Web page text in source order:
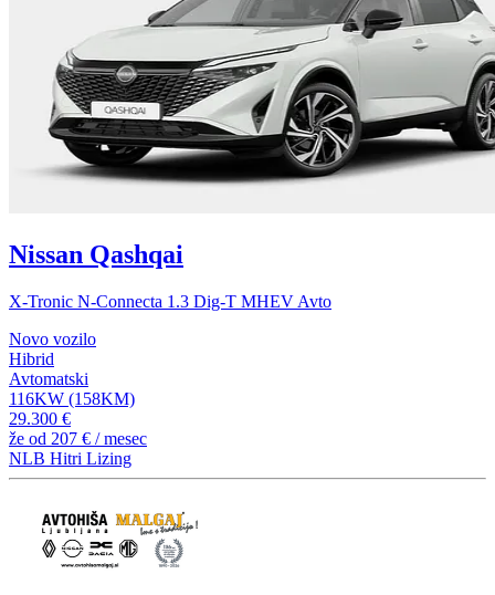
Nissan Qashqai
X-Tronic N-Connecta 1.3 Dig-T MHEV Avto
Novo vozilo
Hibrid
Avtomatski
116KW (158KM)
29.300 €
že od 207 € / mesec
NLB Hitri Lizing